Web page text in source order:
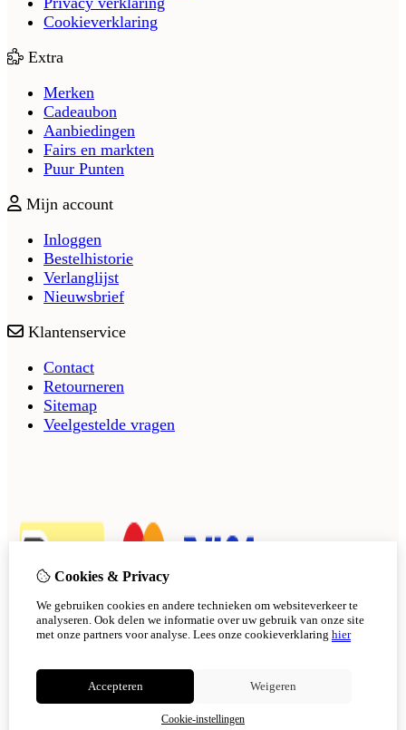
Cookieverklaring
Extra
Merken
Cadeaubon
Aanbiedingen
Fairs en markten
Puur Punten
Mijn account
Inloggen
Bestelhistorie
Verlanglijst
Nieuwsbrief
Klantenservice
Contact
Retourneren
Sitemap
Veelgestelde vragen
Cookies & Privacy
We gebruiken cookies en andere technieken om websiteverkeer te
analyseren. Ook delen we informatie over uw gebruik van onze site
met onze partners voor analyse. Lees onze cookieverklaring hier
Accepteren Weigeren
Cookie-instellingen